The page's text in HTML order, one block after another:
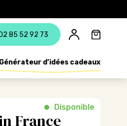
85 52 92 73
Générateur d’idées cadeaux
France
Disponible